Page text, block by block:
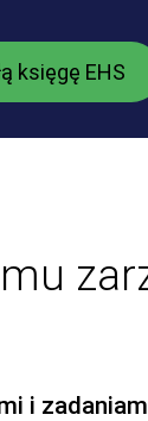
księgę EHS
i